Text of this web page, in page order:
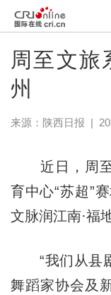
周至文旅
州
来源： 陕西日报 |
近日，周至
育中心“苏超”
文脉润江南·福
“我们从县剧
舞蹈家协会及